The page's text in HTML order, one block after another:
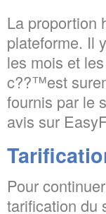
La proportion
plateforme. Il
les mois et
c??™est
fournis par le
avis sur
Pour
tarification du